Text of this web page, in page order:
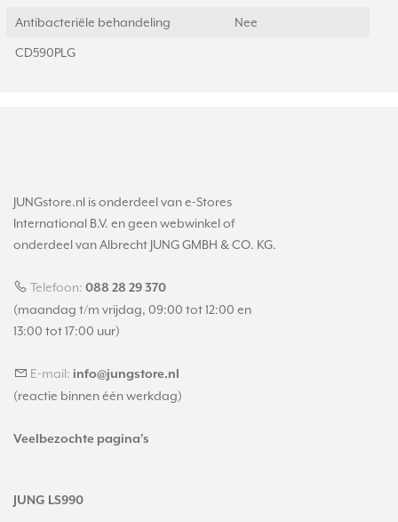
Antibacteriële behandeling Nee
CD590PLG
JUNGstore.nl is onderdeel van e-Stores
International B.V. en geen webwinkel of
onderdeel van Albrecht JUNG GMBH & CO. KG.
Telefoon: 088 28 29 370
(maandag t/m vrijdag, 09:00 tot 12:00 en
13:00 tot 17:00 uur)
E-mail: info@jungstore.nl
(reactie binnen één werkdag)
Veelbezochte pagina's
JUNG LS990